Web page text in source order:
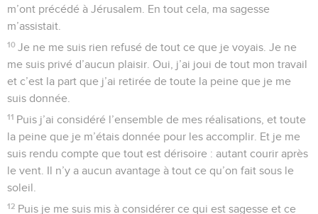
m’ont précédé à Jérusalem. En tout cela, ma sagesse
m’assistait.
10 Je ne me suis rien refusé de tout ce que je voyais. Je ne
me suis privé d’aucun plaisir. Oui, j’ai joui de tout mon travail
et c’est la part que j’ai retirée de toute la peine que je me
suis donnée.
11 Puis j’ai considéré l’ensemble de mes réalisations, et toute
la peine que je m’étais donnée pour les accomplir. Et je me
suis rendu compte que tout est dérisoire : autant courir après
le vent. Il n’y a aucun avantage à tout ce qu’on fait sous le
soleil.
12 Puis je me suis mis à considérer ce qui est sagesse et ce